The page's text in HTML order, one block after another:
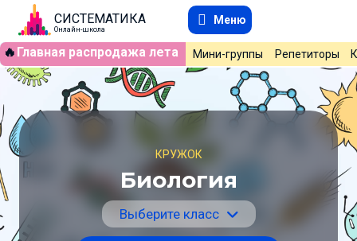
СИСТЕМАТИКА
Онлайн-школа
Меню
🔥 Главная распродажа лета Мини-группы Репетиторы
КРУЖОК
Биология
Выберите класс